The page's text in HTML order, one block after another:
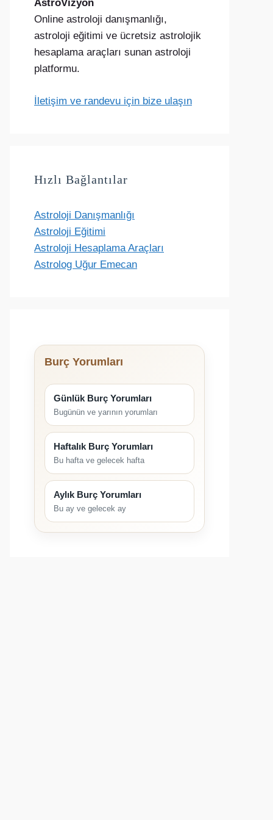
AstroVizyon
Online astroloji danışmanlığı,
astroloji eğitimi ve ücretsiz astrolojik
hesaplama araçları sunan astroloji
platformu.
İletişim ve randevu için bize ulaşın
Hızlı Bağlantılar
Astroloji Danışmanlığı
Astroloji Eğitimi
Astroloji Hesaplama Araçları
Astrolog Uğur Emecan
Burç Yorumları
Günlük Burç Yorumları
Bugünün ve yarının yorumları
Haftalık Burç Yorumları
Bu hafta ve gelecek hafta
Aylık Burç Yorumları
Bu ay ve gelecek ay